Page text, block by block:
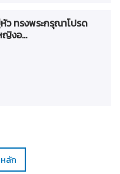
ว ทรงพระกรุณาโปรด
ญิงอ...
ลัก